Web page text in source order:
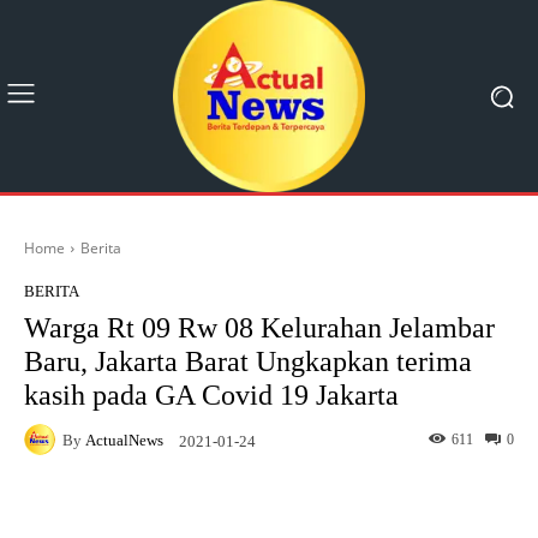
Home Berita
BERITA
Warga Rt 09 Rw 08 Kelurahan Jelambar
Baru, Jakarta Barat Ungkapkan terima
kasih pada GA Covid 19 Jakarta
By ActualNews 2021-01-24 0
611